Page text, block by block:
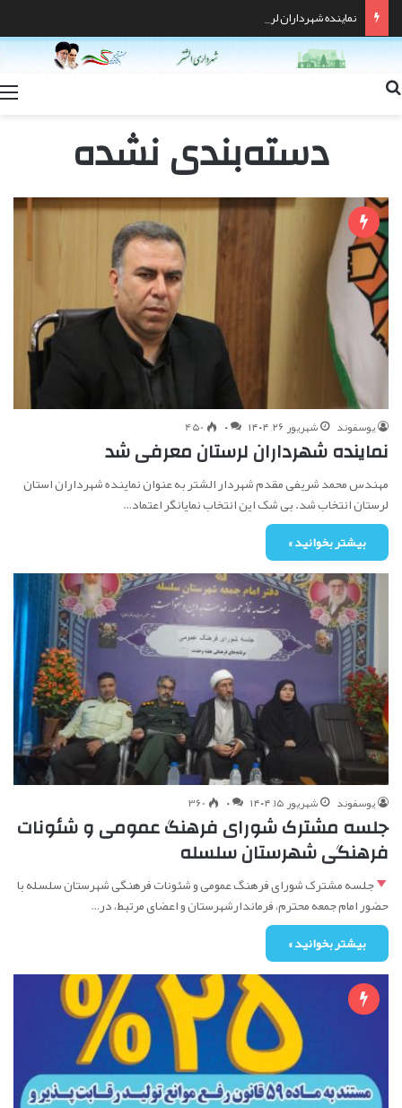
نماینده شهرداران لرستان معرفی شد
دسته‌بندی نشده
یوسفوند شهریور ۲۶, ۱۴۰۴ ۰ 450
نماینده شهرداران لرستان معرفی شد
مهندس محمد شریفی مقدم شهردار الشتر به عنوان نماینده شهرداران استان
لرستان انتخاب شد. بی شک این انتخاب نمایانگر اعتماد…
بیشتر بخوانید »
یوسفوند شهریور ۱۵, ۱۴۰۴ ۰ 360
جلسه مشترک شورای فرهنگ عمومی و شئونات
فرهنگی شهرستان سلسله
جلسه مشترک شورای فرهنگ عمومی و شئونات فرهنگی شهرستان سلسله با
حضور امام جمعه محترم، فرماندارشهرستان و اعضای مرتبط، در…
بیشتر بخوانید »